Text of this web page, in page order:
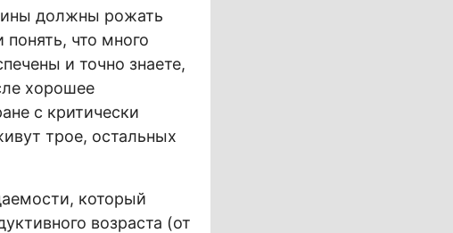
должны рожать
что много
и точно знаете,
хорошее
с критически
трое, остальных
который
возраста (от